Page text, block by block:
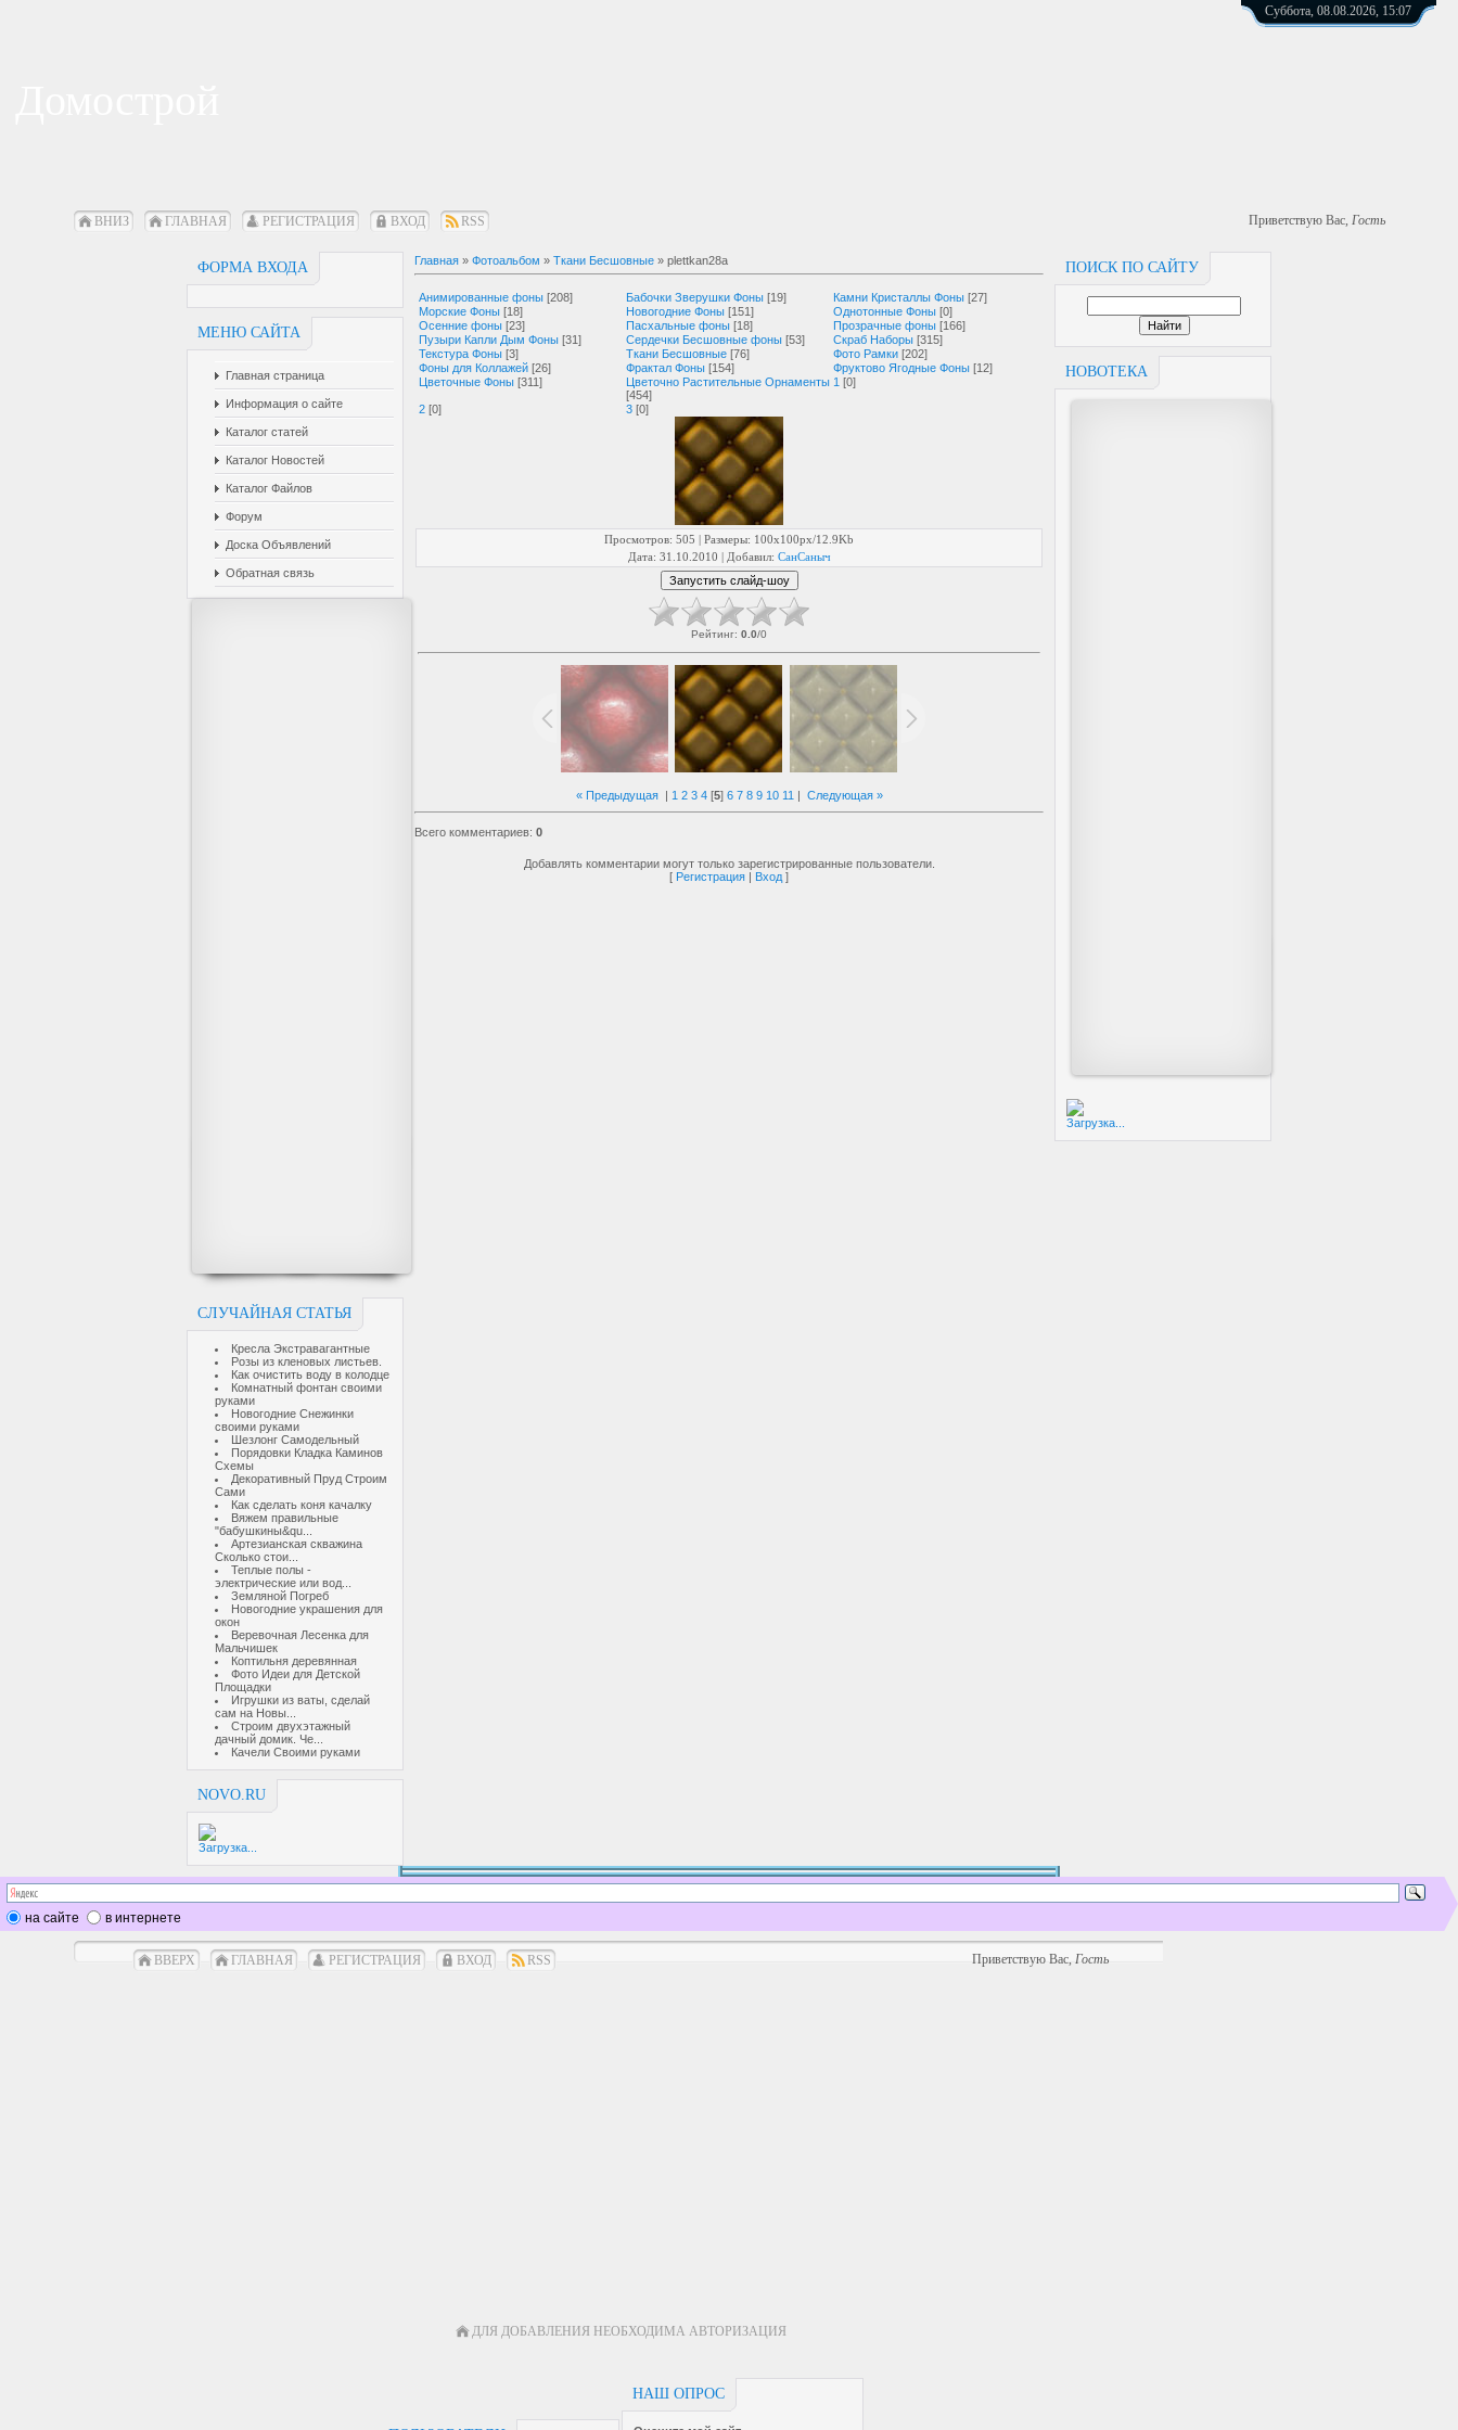
Суббота, 08.08.2026, 15:07
ВНИЗ ГЛАВНАЯ РЕГИСТРАЦИЯ ВХОД RSS Приветствую Вас, Гость
ФОРМА ВХОДА
МЕНЮ САЙТА
Главная страница
Информация о сайте
Каталог статей
Каталог Новостей
Каталог Файлов
Форум
Доска Объявлений
Обратная связь
СЛУЧАЙНАЯ СТАТЬЯ
Кресла Экстравагантные
Розы из кленовых листьев.
Как очистить воду в колодце
Комнатный фонтан своими
руками
Новогодние Снежинки
своими руками
Шезлонг Самодельный
Порядовки Кладка Каминов
Схемы
Декоративный Пруд Строим
Сами
Как сделать коня качалку
Вяжем правильные
"бабушкины&qu...
Артезианская скважина
Сколько стои...
Теплые полы -
электрические или вод...
Земляной Погреб
Новогодние украшения для
окон
Веревочная Лесенка для
Мальчишек
Коптильня деревянная
Фото Идеи для Детской
Площадки
Игрушки из ваты, сделай
сам на Новы...
Строим двухэтажный
дачный домик. Че...
Качели Своими руками
NOVO.RU
Загрузка...
ПОИСК ПО САЙТУ
НОВОТЕКА
Загрузка...
Главная » Фотоальбом » Ткани Бесшовные » plettkan28a
Анимированные фоны [208] Бабочки Зверушки Фоны [19] Камни Кристаллы Фоны [27]
Морские Фоны [18] Новогодние Фоны [151] Однотонные Фоны [0]
Осенние фоны [23] Пасхальные фоны [18] Прозрачные фоны [166]
Пузыри Капли Дым Фоны [31] Сердечки Бесшовные фоны [53] Скраб Наборы [315]
Текстура Фоны [3] Ткани Бесшовные [76] Фото Рамки [202]
Фоны для Коллажей [26] Фрактал Фоны [154] Фруктово Ягодные Фоны [12]
Цветочные Фоны [311]
Цветочно Растительные Орнаменты
[454]
1 [0]
2 [0] 3 [0]
Просмотров: 505 | Размеры: 100x100px/12.9Kb
Дата: 31.10.2010 | Добавил: СанСаныч
Рейтинг: 0.0/0
« Предыдущая| 1 2 3 4[5] 6 7 8 9 10 11 | Следующая »
Всего комментариев: 0
Добавлять комментарии могут только зарегистрированные пользователи.
[ Регистрация | Вход ]
на сайте в интернете
ВВЕРХ ГЛАВНАЯ РЕГИСТРАЦИЯ ВХОД RSS Приветствую Вас,Гость
ДЛЯ ДОБАВЛЕНИЯ НЕОБХОДИМА АВТОРИЗАЦИЯ
НАШ ОПРОС